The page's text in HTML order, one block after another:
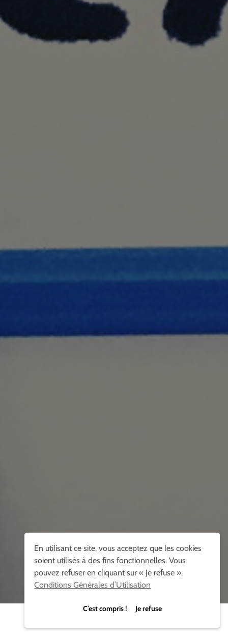
En utilisant ce site, vous acceptez que les cookies
soient utilisés à des fins fonctionnelles. Vous
pouvez refuser en cliquant sur « Je refuse ».
Conditions Générales d’Utilisation
C’est compris ! Je refuse